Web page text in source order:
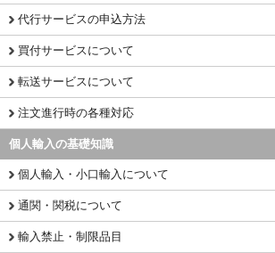
代行サービスの申込方法
買付サービスについて
転送サービスについて
注文進行時の各種対応
個人輸入の基礎知識
個人輸入・小口輸入について
通関・関税について
輸入禁止・制限品目